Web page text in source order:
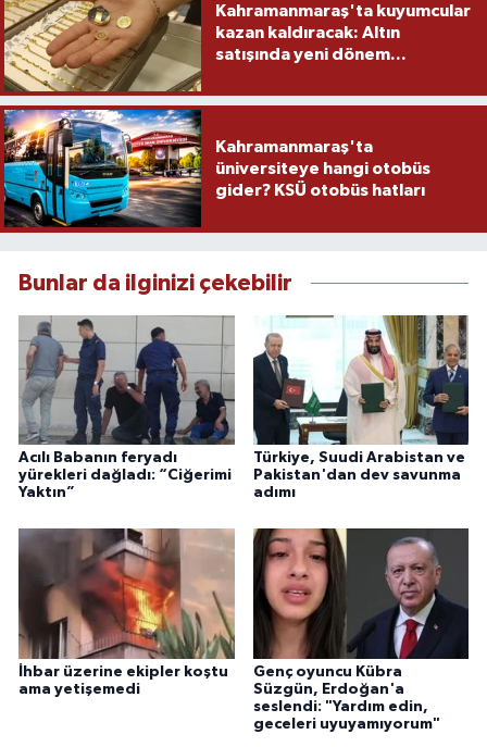
Kahramanmaraş'ta kuyumcular
kazan kaldıracak: Altın
satışında yeni dönem...
Kahramanmaraş'ta
üniversiteye hangi otobüs
gider? KSÜ otobüs hatları
Bunlar da ilginizi çekebilir
Acılı Babanın feryadı
yürekleri dağladı: “Ciğerimi
Yaktın”
Türkiye, Suudi Arabistan ve
Pakistan'dan dev savunma
adımı
İhbar üzerine ekipler koştu
ama yetişemedi
Genç oyuncu Kübra
Süzgün, Erdoğan'a
seslendi: "Yardım edin,
geceleri uyuyamıyorum"